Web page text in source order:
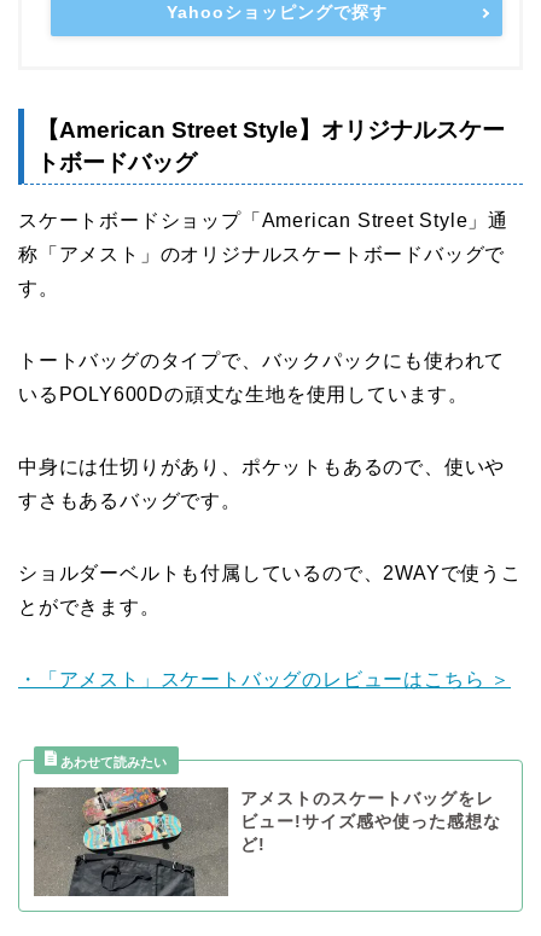
Yahooショッピングで探す
【American Street Style】オリジナルスケー
トボードバッグ
スケートボードショップ「American Street Style」通
称「アメスト」のオリジナルスケートボードバッグで
す。
トートバッグのタイプで、バックパックにも使われて
いるPOLY600Dの頑丈な生地を使用しています。
中身には仕切りがあり、ポケットもあるので、使いや
すさもあるバッグです。
ショルダーベルトも付属しているので、2WAYで使うこ
とができます。
・「アメスト」スケートバッグのレビューはこちら ＞
アメストのスケートバッグをレ
ビュー!サイズ感や使った感想な
ど!